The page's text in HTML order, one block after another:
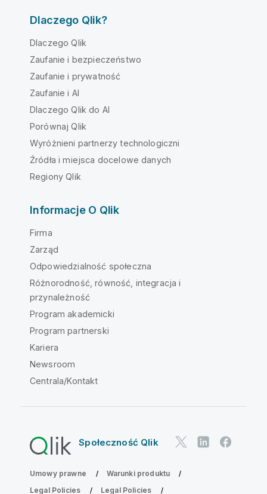
Dlaczego Qlik?
Dlaczego Qlik
Zaufanie i bezpieczeństwo
Zaufanie i prywatność
Zaufanie i AI
Dlaczego Qlik do AI
Porównaj Qlik
Wyróżnieni partnerzy technologiczni
Źródła i miejsca docelowe danych
Regiony Qlik
Informacje O Qlik
Firma
Zarząd
Odpowiedzialność społeczna
Różnorodność, równość, integracja i
przynależność
Program akademicki
Program partnerski
Kariera
Newsroom
Centrala/Kontakt
Społeczność Qlik
Umowy prawne
Warunki produktu
Legal Policies
Legal Policies